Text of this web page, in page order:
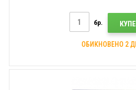
бр.
ОБИКНОВЕНО 2